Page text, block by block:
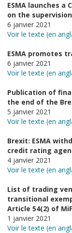
ESMA launches a
on the
6 janvier 2021
Voir le texte (en
ESMA promotes
6 janvier 2021
Voir le texte (en
Publication of
the end of the
5 janvier 2021
Voir le texte (en
Brexit: ESMA
credit rating
4 janvier 2021
Voir le texte (en
List of trading
transitional
Article 54(2) of
1 janvier 2021
Voir le texte (en